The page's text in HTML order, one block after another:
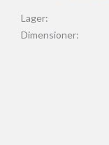
Lager:
Dimensioner: